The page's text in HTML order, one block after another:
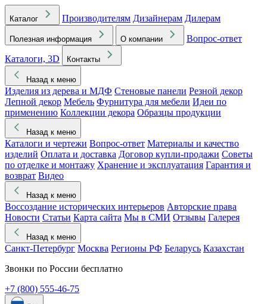
Каталог Производителям Дизайнерам Дилерам
Полезная информация О компании
Вопрос-ответ
Каталоги, 3D
Контакты
Назад к меню
Изделия из дерева и МДФ Стеновые панели Резной декор
Лепной декор Мебель Фурнитура для мебели Идеи по
применению Коллекции декора Образцы продукции
Назад к меню
Каталоги и чертежи Вопрос-ответ Материалы и качество
изделий Оплата и доставка Договор купли-продажи Советы
по отделке и монтажу Хранение и эксплуатация Гарантия и
возврат Видео
Назад к меню
Воссоздание исторических интерьеров Авторские права
Новости Статьи Карта сайта Мы в СМИ Отзывы Галерея
Назад к меню
Санкт-Петербург Москва Регионы РФ Беларусь Казахстан
Звонки по России бесплатно
+7 (800) 555-46-75